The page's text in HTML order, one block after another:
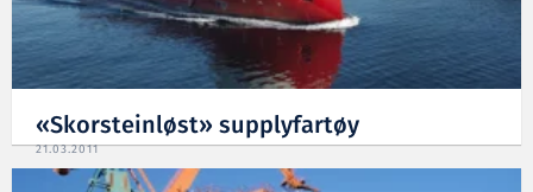
«Skorsteinløst» supplyfartøy
21.03.2011